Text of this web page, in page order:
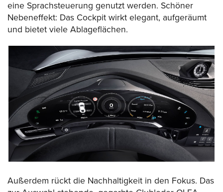
eine Sprachsteuerung genutzt werden. Schöner
Nebeneffekt: Das Cockpit wirkt elegant, aufgeräumt
und bietet viele Ablageflächen.
Außerdem rückt die Nachhaltigkeit in den Fokus. Das